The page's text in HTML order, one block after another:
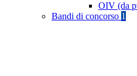
OIV (da
Bandi di concorso 1